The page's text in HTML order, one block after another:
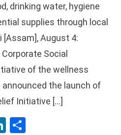
drinking water, hygiene
supplies through local
[Assam], August 4:
Social
of the wellness
announced the launch of
Initiative […]
LinkedIn